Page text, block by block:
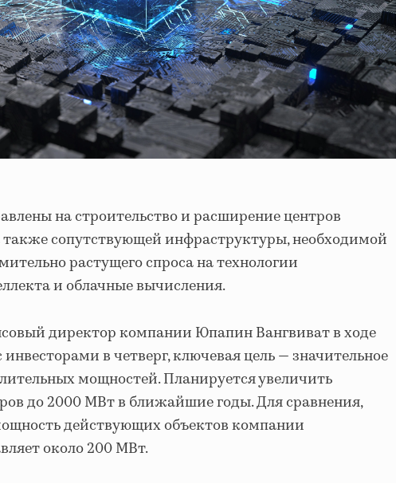
на строительство и расширение центров
сопутствующей инфраструктуры, необходимой
растущего спроса на технологии
и облачные вычисления.
директор компании Юпапин Вангвиват в ходе
в четверг, ключевая цель — значительное
мощностей. Планируется увеличить
до 2000 МВт в ближайшие годы. Для сравнения,
действующих объектов компании
около 200 МВт.